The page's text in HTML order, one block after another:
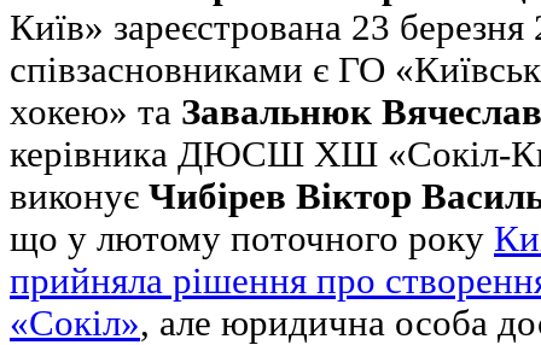
Київ» зареєстрована 23 березня
співзасновниками є ГО
хокею» та Завальнюк
керівника ДЮСШ ХШ «Сокіл-
виконує Чибірев Віктор
що у лютому поточного року
прийняла рішення про
«Сокіл», але юридична особа